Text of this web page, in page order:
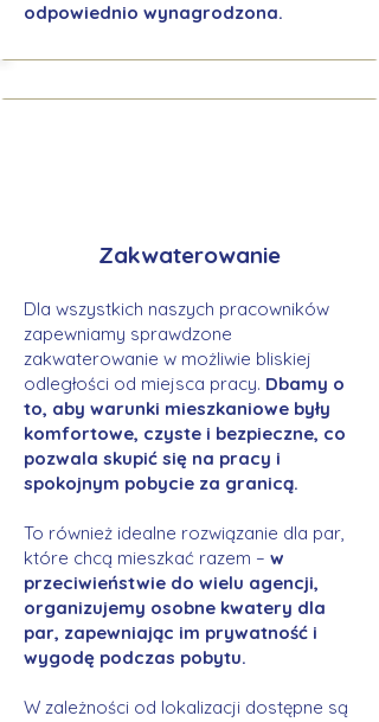
odpowiednio wynagrodzona.
Zakwaterowanie
Dla wszystkich naszych pracowników
zapewniamy sprawdzone
zakwaterowanie w możliwie bliskiej
odległości od miejsca pracy. Dbamy o
to, aby warunki mieszkaniowe były
komfortowe, czyste i bezpieczne, co
pozwala skupić się na pracy i
spokojnym pobycie za granicą.
To również idealne rozwiązanie dla par,
które chcą mieszkać razem – w
przeciwieństwie do wielu agencji,
organizujemy osobne kwatery dla
par, zapewniając im prywatność i
wygodę podczas pobytu.
W zależności od lokalizacji dostępne są